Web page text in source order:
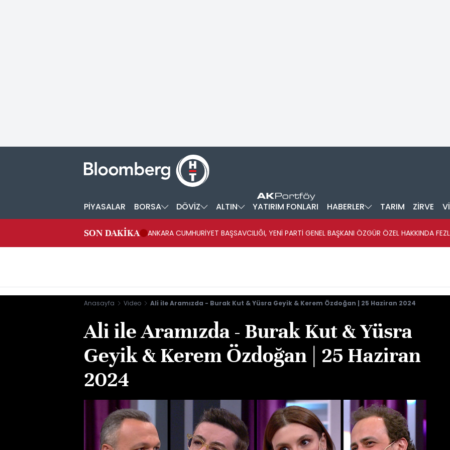
PİYASALAR BORSA DÖVİZ ALTIN YATIRIM FONLARI HABERLER TARIM ZİRVE
SON DAKİKA
ANKARA CUMHURİYET BAŞSAVCILIĞI, YENİ PARTİ GENEL BAŞKANI ÖZGÜR ÖZEL HAKKINDA
Anasayfa Video Ali ile Aramızda - Burak Kut & Yüsra Geyik & Kerem Özdoğan | 25 Haziran 2024
Ali ile Aramızda - Burak Kut & Yüsra
Geyik & Kerem Özdoğan | 25 Haziran
2024